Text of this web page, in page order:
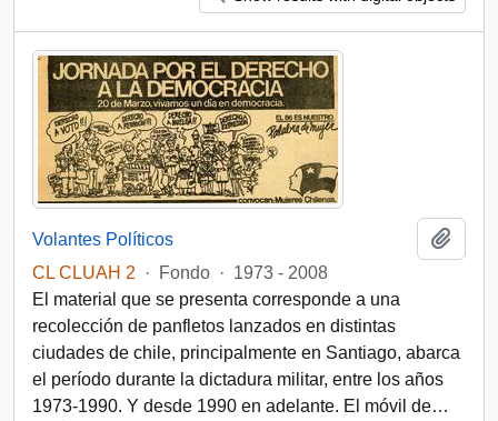
Volantes Políticos
CL CLUAH 2
· Fondo · 1973 - 2008
El material que se presenta corresponde a una
recolección de panfletos lanzados en distintas
ciudades de chile, principalmente en Santiago, abarca
el período durante la dictadura militar, entre los años
1973-1990. Y desde 1990 en adelante. El móvil de…